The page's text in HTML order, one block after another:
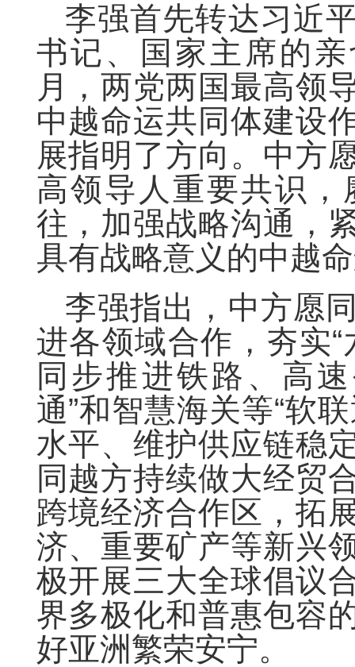
李强首先转达习近
书记、国家主席的
月，两党两国最高领
中越命运共同体建设
展指明了方向。中方
高领导人重要共识
往，加强战略沟通，
具有战略意义的中越
李强指出，中方愿
进各领域合作，夯实
同步推进铁路、高
通”和智慧海关等“软
水平、维护供应链稳
同越方持续做大经贸
跨境经济合作区，拓
济、重要矿产等新兴
极开展三大全球倡议
界多极化和普惠包容
好亚洲繁荣安宁。